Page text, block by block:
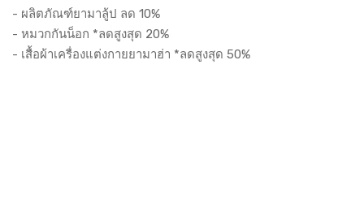
- ผลิตภัณฑ์ยามาลู้ป ลด 10%
- หมวกกันน็อก *ลดสูงสุด 20%
- เสื้อผ้าเครื่องแต่งกายยามาฮ่า *ลดสูงสุด 50%